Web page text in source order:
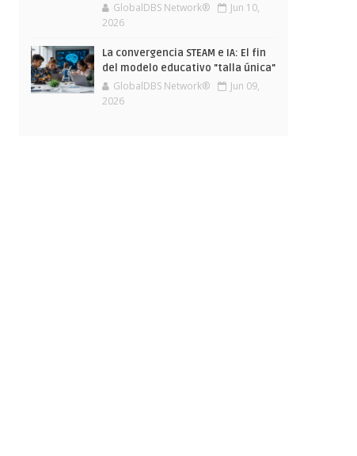
GlobalDBS Network®
Jun 10,
2026
La convergencia STEAM e IA: El fin
del modelo educativo "talla única"
GlobalDBS Network®
Jun 09,
2026